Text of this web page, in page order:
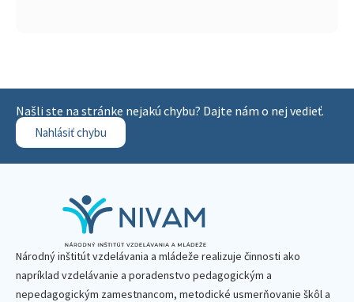
Našli ste na stránke nejakú chybu? Dajte nám o nej vedieť.
Nahlásiť chybu
Národný inštitút vzdelávania a mládeže realizuje činnosti ako
napríklad vzdelávanie a poradenstvo pedagogickým a
nepedagogickým zamestnancom, metodické usmerňovanie škôl a